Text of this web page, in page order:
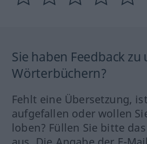
Sie haben Feedback
Wörterbüchern?
Fehlt eine Übersetzung,
aufgefallen oder wollen
loben? Füllen Sie bitte